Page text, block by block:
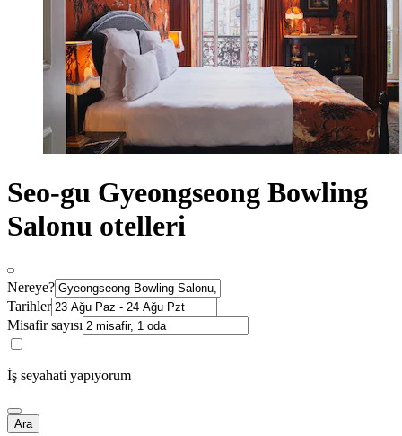
Seo-gu Gyeongseong Bowling
Salonu otelleri
Nereye?
Tarihler
Misafir sayısı
İş seyahati yapıyorum
Ara